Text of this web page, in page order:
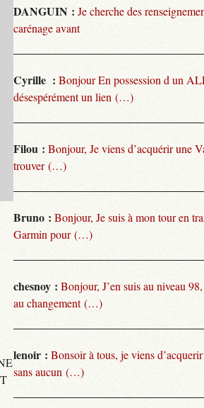
DANGUIN : Je cherche des
carénage avant
Cyrille : Bonjour En possession d un
désespérément un lien (…)
Filou : Bonjour, Je viens d’acquérir une
trouver (…)
Bruno : Bonjour, Je suis à mon tour en
Garmin pour (…)
chesnoy : Bonjour, J’en suis au niveau
au changement (…)
lenoir : Bonsoir à tous, je viens
sans aucun (…)